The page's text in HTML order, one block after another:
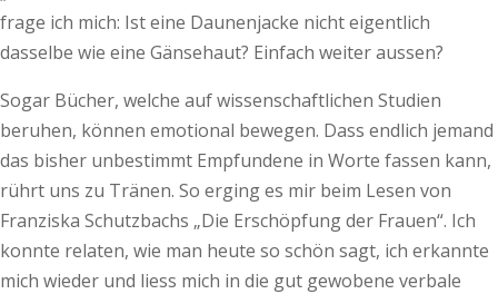
frage ich mich: Ist eine Daunenjacke nicht eigentlich
dasselbe wie eine Gänsehaut? Einfach weiter aussen?
Sogar Bücher, welche auf wissenschaftlichen Studien
beruhen, können emotional bewegen. Dass endlich jemand
das bisher unbestimmt Empfundene in Worte fassen kann,
rührt uns zu Tränen. So erging es mir beim Lesen von
Franziska Schutzbachs „Die Erschöpfung der Frauen“. Ich
konnte relaten, wie man heute so schön sagt, ich erkannte
mich wieder und liess mich in die gut gewobene verbale